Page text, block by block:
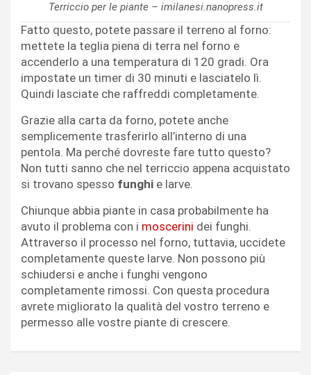
Terriccio per le piante – imilanesi.nanopress.it
Fatto questo, potete passare il terreno al forno:
mettete la teglia piena di terra nel forno e
accenderlo a una temperatura di 120 gradi. Ora
impostate un timer di 30 minuti e lasciatelo lì.
Quindi lasciate che raffreddi completamente.
Grazie alla carta da forno, potete anche
semplicemente trasferirlo all’interno di una
pentola. Ma perché dovreste fare tutto questo?
Non tutti sanno che nel terriccio appena acquistato
si trovano spesso funghi e larve.
Chiunque abbia piante in casa probabilmente ha
avuto il problema con i moscerini dei funghi.
Attraverso il processo nel forno, tuttavia, uccidete
completamente queste larve. Non possono più
schiudersi e anche i funghi vengono
completamente rimossi. Con questa procedura
avrete migliorato la qualità del vostro terreno e
permesso alle vostre piante di crescere.